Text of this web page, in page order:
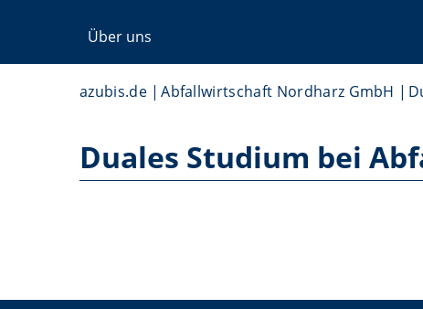
Über uns
azubis.de Abfallwirtschaft Nordharz GmbH
Duales Studium bei